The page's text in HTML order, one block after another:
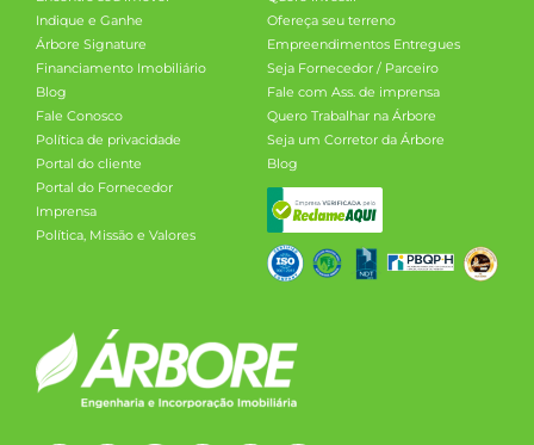
Indique e Ganhe
Árbore Signature
Financiamento Imobiliário
Blog
Fale Conosco
Política de privacidade
Portal do cliente
Portal do Fornecedor
Imprensa
Política, Missão e Valores
Ofereça seu terreno
Empreendimentos Entregues
Seja Fornecedor / Parceiro
Fale com Ass. de imprensa
Quero Trabalhar na Árbore
Seja um Corretor da Árbore
Blog